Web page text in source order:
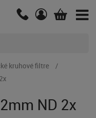
kruhové filtre
ND 2x